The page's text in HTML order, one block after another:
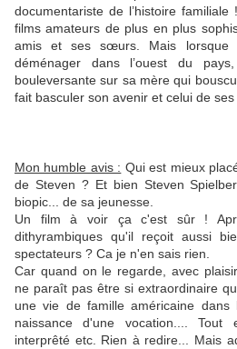
documentariste de l’histoire
films amateurs de plus en plus
amis et ses sœurs. Mais lorsque
déménager dans l’ouest du
bouleversante sur sa mère qui
fait basculer son avenir et celui de ses
Mon humble avis : Qui est mieux
de Steven ? Et bien Steven
biopic... de sa jeunesse.
Un film à voir ça c'est sûr !
dithyrambiques qu'il reçoit aussi
spectateurs ? Ca je n'en sais rien.
Car quand on le regarde, avec
ne paraît pas être si extraordinaire
une vie de famille américaine
naissance d'une vocation.... Tout
interprêté etc. Rien à redire... Mais